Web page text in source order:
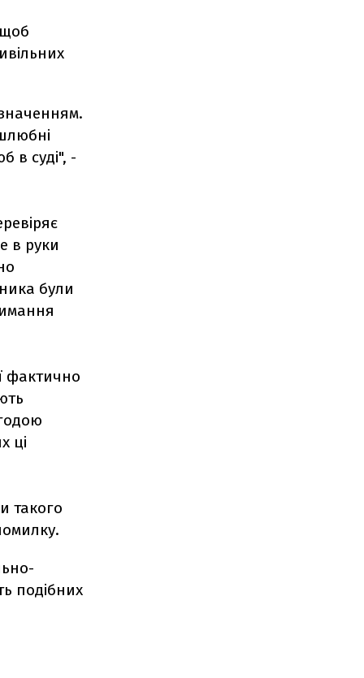
в суді", -
в руки
були
фактично
ці
такого
подібних